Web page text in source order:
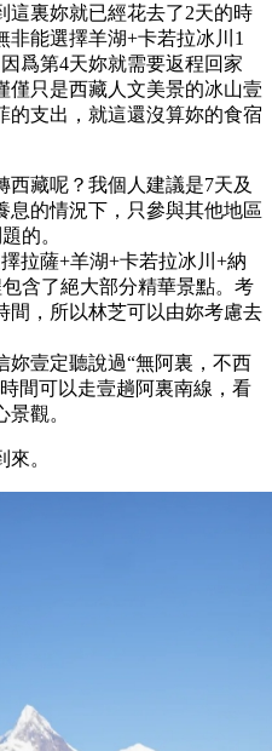
這裏妳就已經花去了2天的時
非能選擇羊湖+卡若拉冰川1
爲第4天妳就需要返程回家
僅只是西藏人文美景的冰山壹
的支出，就這還沒算妳的食宿
藏呢？我個人建議是7天及
息的情況下，只參與其他地區
的。
拉薩+羊湖+卡若拉冰川+納
含了絕大部分精華景點。考
間，所以林芝可以由妳考慮去
妳壹定聽說過“無阿裏，不西
間可以走壹趟阿裏南線，看
觀。
。